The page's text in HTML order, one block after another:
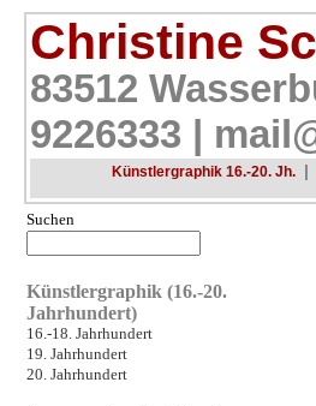
Christine
83512
9226333 |
Künstlergraphik 16.-20. Jh. |
Suchen
Künstlergraphik (16.-20.
Jahrhundert)
16.-18. Jahrhundert
19. Jahrhundert
20. Jahrhundert